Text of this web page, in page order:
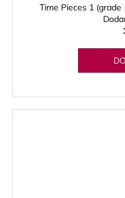
Time Pieces 1